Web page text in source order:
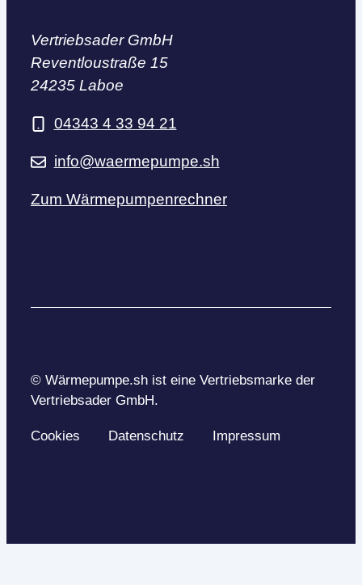
Vertriebsader GmbH
Reventloustraße 15
24235 Laboe
04343 4 33 94 21
info@waermepumpe.sh
Zum Wärmepumpenrechner
© Wärmepumpe.sh ist eine Vertriebsmarke der
Vertriebsader GmbH.
Cookies Datenschutz Impressum